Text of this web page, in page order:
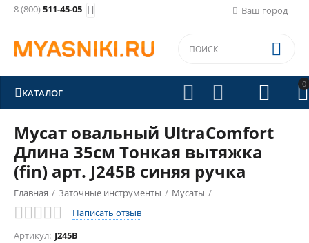
Ваш город
8 (800)511-45-05 
0


 

КАТАЛОГ
Мусат овальный UltraComfort
Длина 35см Тонкая вытяжка
(fin) арт. J245B синяя ручка
Главная / Заточные инструменты / Мусаты /
Написать отзыв
Артикул: J245B
СКИДКА